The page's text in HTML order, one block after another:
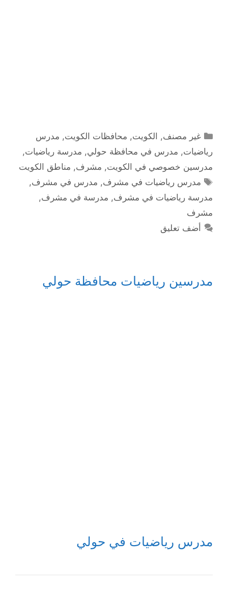
التصنيفات
غير مصنف, الكويت, محافظات الكويت, مدرس
رياضيات, مدرس في محافظة حولي, مدرسة رياضيات,
مدرسين خصوصي في الكويت, مشرف, مناطق الكويت
الوسوم
مدرس رياضيات في مشرف, مدرس في مشرف,
مدرسة رياضيات في مشرف, مدرسة في مشرف,
مشرف
أضف تعليق
مدرسين رياضيات محافظة حولي
مدرس رياضيات في حولي